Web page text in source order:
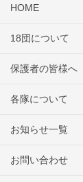
HOME
18団について
保護者の皆様へ
各隊について
お知らせ一覧
お問い合わせ